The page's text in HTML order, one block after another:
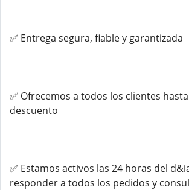
✅ Entrega segura, fiable y garantizada
✅ Ofrecemos a todos los clientes
descuento
✅ Estamos activos las 24 horas del
responder a todos los pedidos y